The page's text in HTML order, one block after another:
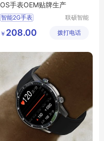
OS手表OEM贴牌生产
智能2G手表
SOS智能手表
联硕智能
有限公司
￥ 208.00 拨打电话